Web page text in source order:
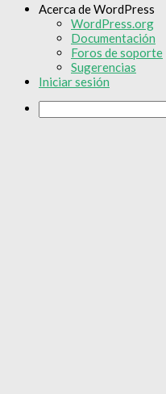
Acerca de WordPress
WordPress.org
Documentación
Foros de soporte
Sugerencias
Iniciar sesión